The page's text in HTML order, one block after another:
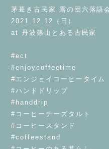
茅葺き古民家 露の団六落語
2021.12.12（日）
at 丹波篠山とある古民家
#ect
#enjoycoffeetime
#エンジョイコーヒータイム
#ハンドドリップ
#handdrip
#コーヒーチーズタルト
#コーヒースタンド
#coffeestand